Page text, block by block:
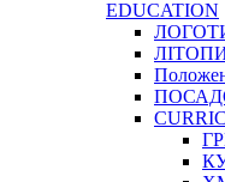
EDUCATION